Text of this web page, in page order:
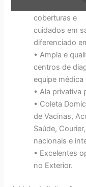
coberturas e
cuidados em
diferenciado
• Ampla e
centros de
equipe médica
• Ala privativa
• Coleta
de Vacinas,
Saúde,
nacionais e
• Excelentes
no Exterior.